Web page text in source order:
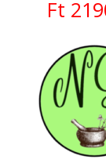
Ft